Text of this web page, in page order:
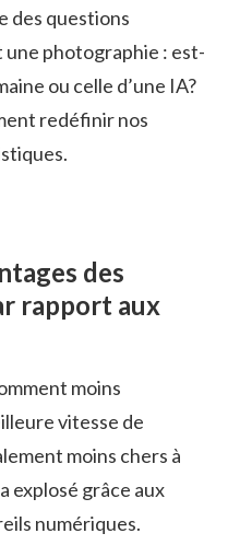
des questions
photographie : est-
ou celle d’une IA?
redéfinir nos
des
rapport aux
moins
vitesse de
moins chers à
explosé grâce aux
numériques.